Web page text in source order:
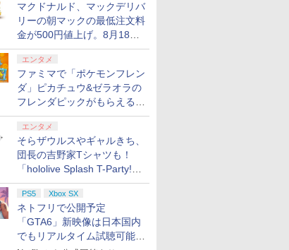
マクドナルド、マックデリバ
リーの朝マックの最低注文料
金が500円値上げ。8月18日
より1,500円から受付
エンタメ
ファミマで「ポケモンフレン
ダ」ピカチュウ&ゼラオラの
フレンダピックがもらえるキ
ャンペーン開催！
エンタメ
そらザウルスやギャルきち、
団長の吉野家Tシャツも！
「hololive Splash T-Party!」
全Tシャツラインナップ公開
＆オンライン販売開始
PS5 Xbox SX
ネトフリで公開予定
「GTA6」新映像は日本国内
でもリアルタイム試聴可能。